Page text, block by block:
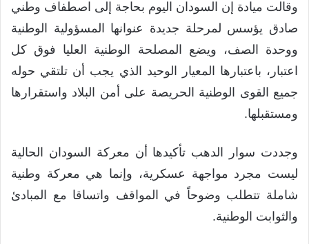
وقالت ميادة إن السودان اليوم بحاجة إلى اصطفاف وطني
صادق يؤسس لمرحلة جديدة عنوانها المسؤولية الوطنية
ووحدة الصف، ويضع المصلحة الوطنية العليا فوق كل
اعتبار، باعتبارها المعيار الوحيد الذي يجب أن تلتقي حوله
جميع القوى الوطنية الحريصة على أمن البلاد واستقرارها
ومستقبلها.
وجددت سوار الدهب تأكيدها أن معركة السودان الحالية
ليست مجرد مواجهة عسكرية، وإنما هي معركة وطنية
شاملة تتطلب وضوحاً في المواقف واتساقا مع المبادئ
والثوابت الوطنية.